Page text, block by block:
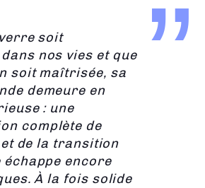
soit
nos vies et que
soit maîtrisée, sa
demeure en
: une
complète de
de la transition
encore
À la fois solide